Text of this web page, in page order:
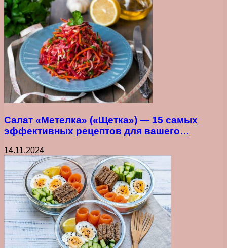
Салат «Метелка» («Щетка») — 15 самых
эффективных рецептов для вашего…
14.11.2024